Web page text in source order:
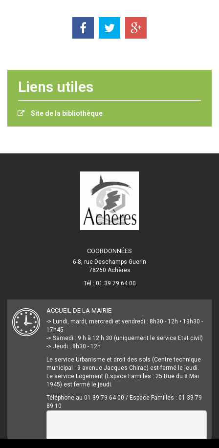
Liens utiles
Site de la bibliothèque
COORDONNÉES
6-8, rue Deschamps Guerin
78260 Achères
Tél : 01 39 79 64 00
ACCUEIL DE LA MAIRIE
-> Lundi, mardi, mercredi et vendredi : 8h30 - 12h • 13h30 -
17h45
-> Samedi : 9 h à 12 h 30 (uniquement le service Etat civil)
-> Jeudi : 8h30 - 12h
Le service Urbanisme et droit des sols (Centre technique
municipal : 9 avenue Jacques Chirac) est fermé le jeudi.
Le service Logement (Espace Familles : 25 Rue du 8 Mai
1945) est fermé le jeudi.
Téléphone au 01 39 79 64 00 / Espace Familles : 01 39 79
89 10